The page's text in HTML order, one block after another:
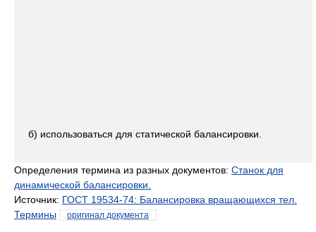
б) использоваться для статической балансировки.
Определения термина из разных документов: Станок для
динамической балансировки.
Источник: ГОСТ 19534-74: Балансировка вращающихся тел.
Термины
оригинал документа